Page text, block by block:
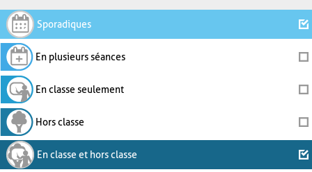
Sporadiques
En plusieurs séances
En classe seulement
Hors classe
En classe et hors classe